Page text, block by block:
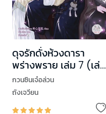
ดุจรักดั่งห้วงดารา
พร่างพราย เล่ม 7 (เล่ม
จบ)
กวนซินเจ๋อล่วน
ถังเจวียน